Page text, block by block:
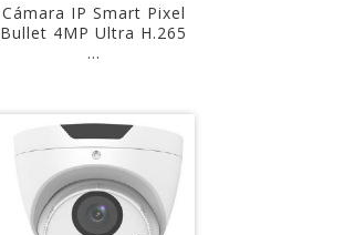
Cámara IP Smart Pixel
Bullet 4MP Ultra H.265
...